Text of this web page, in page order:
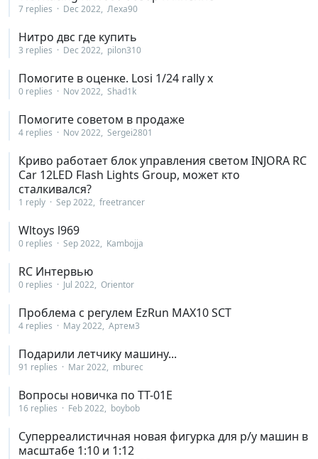
7 replies Dec 2022 Леха90
Нитро двс где купить
3 replies Dec 2022 pilon310
Помогите в оценке. Losi 1/24 rally x
0 replies Nov 2022 Shad1k
Помогите советом в продаже
4 replies Nov 2022 Sergei2801
Криво работает блок управления светом INJORA RC
Car 12LED Flash Lights Group, может кто
сталкивался?
1 reply Sep 2022 freetrancer
Wltoys l969
0 replies Sep 2022 Kambojja
RC Интервью
0 replies Jul 2022 Orientor
Проблема с регулем EzRun MAX10 SCT
4 replies May 2022 Артем3
Подарили летчику машину...
91 replies Mar 2022 mburec
Вопросы новичка по TT-01E
16 replies Feb 2022 boybob
Суперреалистичная новая фигурка для р/у машин в
масштабе 1:10 и 1:12